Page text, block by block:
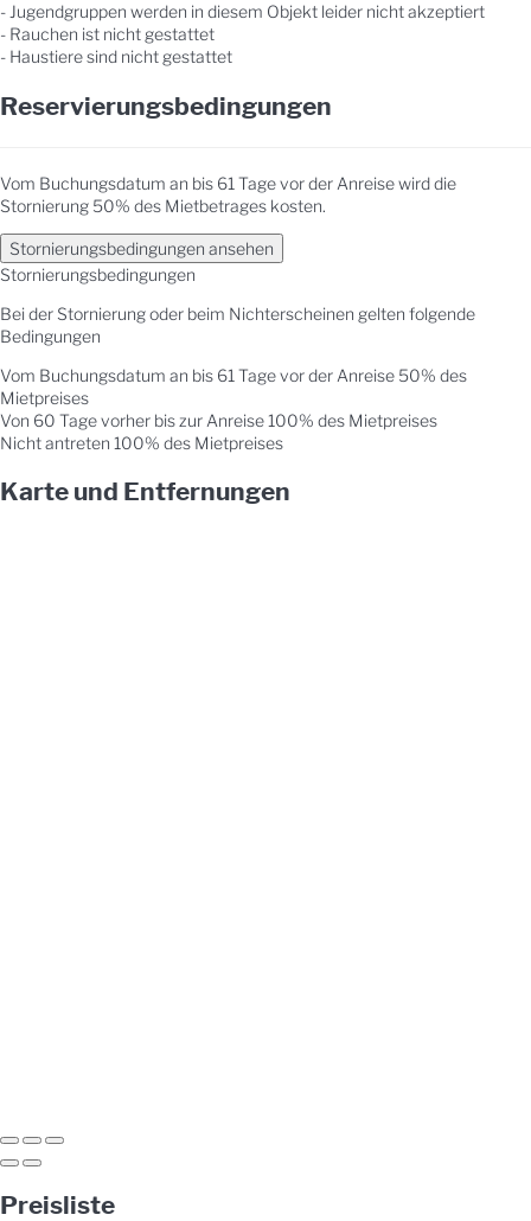
- Jugendgruppen werden in diesem Objekt leider nicht akzeptiert
- Rauchen ist nicht gestattet
- Haustiere sind nicht gestattet
Reservierungsbedingungen
Vom Buchungsdatum an bis 61 Tage vor der Anreise wird die
Stornierung 50% des Mietbetrages kosten.
Stornierungsbedingungen ansehen
Stornierungsbedingungen
Bei der Stornierung oder beim Nichterscheinen gelten folgende
Bedingungen
Vom Buchungsdatum an bis 61 Tage vor der Anreise 50% des
Mietpreises
Von 60 Tage vorher bis zur Anreise 100% des Mietpreises
Nicht antreten 100% des Mietpreises
Karte und Entfernungen
Preisliste